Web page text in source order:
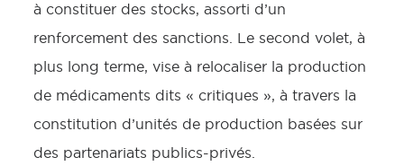
à constituer des stocks, assorti d’un
renforcement des sanctions. Le second volet, à
plus long terme, vise à relocaliser la production
de médicaments dits « critiques », à travers la
constitution d’unités de production basées sur
des partenariats publics-privés.